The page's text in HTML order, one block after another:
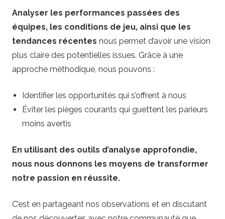
r
i
Analyser les performances passées des
équipes, les conditions de jeu, ainsi que les
tendances récentes nous permet d’avoir une vision
plus claire des potentielles issues. Grâce à une
approche méthodique, nous pouvons :
Identifier les opportunités qui s’offrent à nous
Éviter les pièges courants qui guettent les parieurs
moins avertis
En utilisant des outils d’analyse approfondie,
nous nous donnons les moyens de transformer
notre passion en réussite.
C’est en partageant nos observations et en discutant